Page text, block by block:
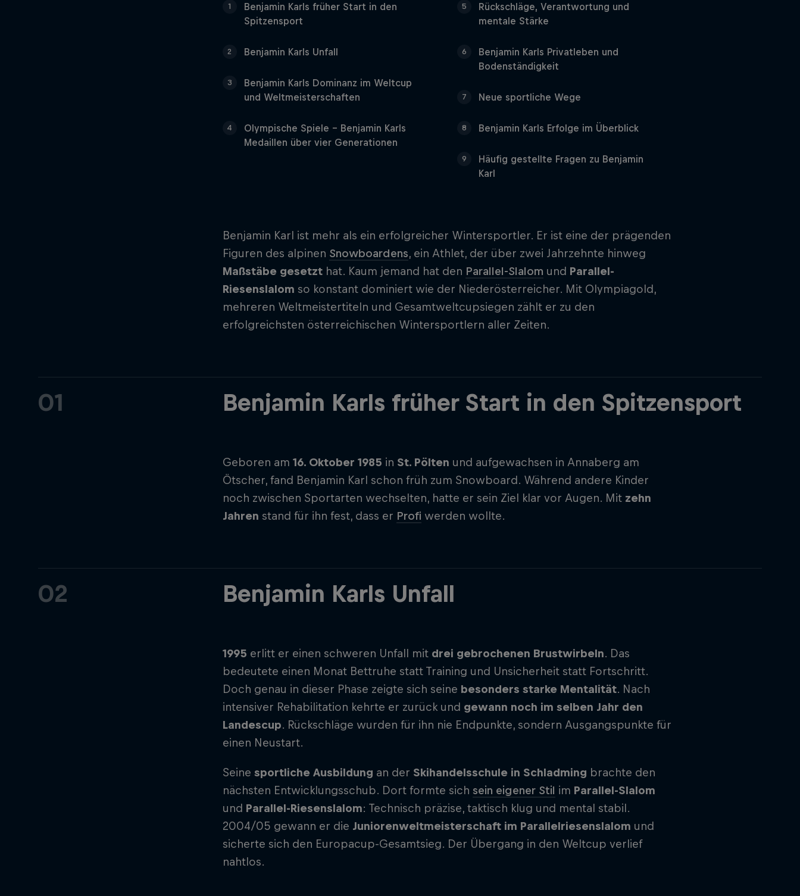
1
Benjamin Karls früher Start in den
Spitzensport
2 Benjamin Karls Unfall
3
Benjamin Karls Dominanz im Weltcup
und Weltmeisterschaften
4
Olympische Spiele – Benjamin Karls
Medaillen über vier Generationen
5
Rückschläge, Verantwortung und
mentale Stärke
6
Benjamin Karls Privatleben und
Bodenständigkeit
7 Neue sportliche Wege
8 Benjamin Karls Erfolge im Überblick
9
Häufig gestellte Fragen zu Benjamin
Karl
Benjamin Karl ist mehr als ein erfolgreicher Wintersportler. Er ist eine der prägenden
Figuren des alpinen Snowboardens, ein Athlet, der über zwei Jahrzehnte hinweg
Maßstäbe gesetzthat. Kaum jemand hat den Parallel-Slalom und Parallel-
Riesenslalom so konstant dominiert wie der Niederösterreicher. Mit Olympiagold,
mehreren Weltmeistertiteln und Gesamtweltcupsiegen zählt er zu den
erfolgreichsten österreichischen Wintersportlern aller Zeiten.
01 Benjamin Karls früher Start in den Spitzensport
Geboren am 16. Oktober 1985 in St. Pölten und aufgewachsen in Annaberg am
Ötscher, fand Benjamin Karl schon früh zum Snowboard. Während andere Kinder
noch zwischen Sportarten wechselten, hatte er sein Ziel klar vor Augen. Mit zehn
Jahren stand für ihn fest, dass er Profi werden wollte.
02 Benjamin Karls Unfall
1995 erlitt er einen schweren Unfall mit drei gebrochenen Brustwirbeln. Das
bedeutete einen Monat Bettruhe statt Training und Unsicherheit statt Fortschritt.
Doch genau in dieser Phase zeigte sich seine besonders starke Mentalität. Nach
intensiver Rehabilitation kehrte er zurück und gewann noch im selben Jahr den
Landescup. Rückschläge wurden für ihn nie Endpunkte, sondern Ausgangspunkte für
einen Neustart.
Seine sportliche Ausbildung an der Skihandelsschule in Schladming brachte den
nächsten Entwicklungsschub. Dort formte sich sein eigener Stil im Parallel-Slalom
und Parallel-Riesenslalom: Technisch präzise, taktisch klug und mental stabil.
2004/05 gewann er die Juniorenweltmeisterschaft im Parallelriesenslalom und
sicherte sich den Europacup-Gesamtsieg. Der Übergang in den Weltcup verlief
nahtlos.